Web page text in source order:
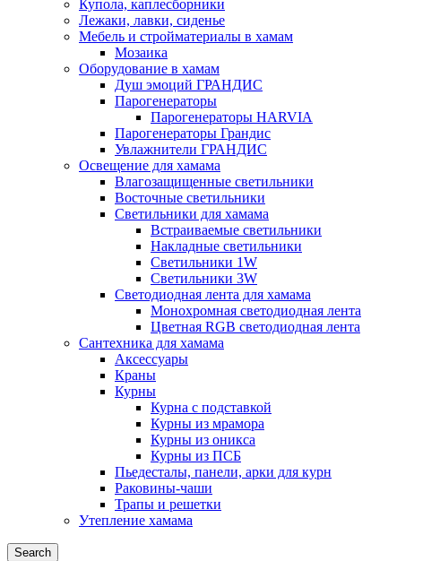
Купола, каплесборники
Лежаки, лавки, сиденье
Мебель и стройматериалы в хамам
Мозаика
Оборудование в хамам
Душ эмоций ГРАНДИС
Парогенераторы
Парогенераторы HARVIA
Парогенераторы Грандис
Увлажнители ГРАНДИС
Освещение для хамама
Влагозащищенные светильники
Восточные светильники
Светильники для хамама
Встраиваемые светильники
Накладные светильники
Светильники 1W
Светильники 3W
Светодиодная лента для хамама
Монохромная светодиодная лента
Цветная RGB светодиодная лента
Сантехника для хамама
Аксессуары
Краны
Курны
Курна с подставкой
Курны из мрамора
Курны из оникса
Курны из ПСБ
Пьедесталы, панели, арки для курн
Раковины-чаши
Трапы и решетки
Утепление хамама
Search